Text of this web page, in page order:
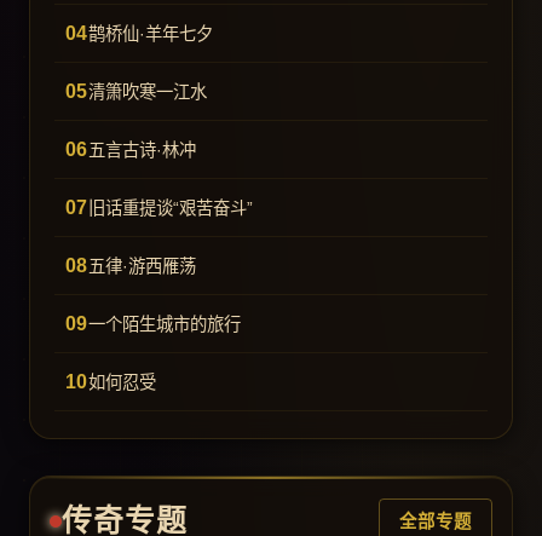
鹊桥仙·羊年七夕
清箫吹寒一江水
五言古诗·林冲
旧话重提谈“艰苦奋斗”
五律·游西雁荡
一个陌生城市的旅行
如何忍受
传奇专题 全部专题